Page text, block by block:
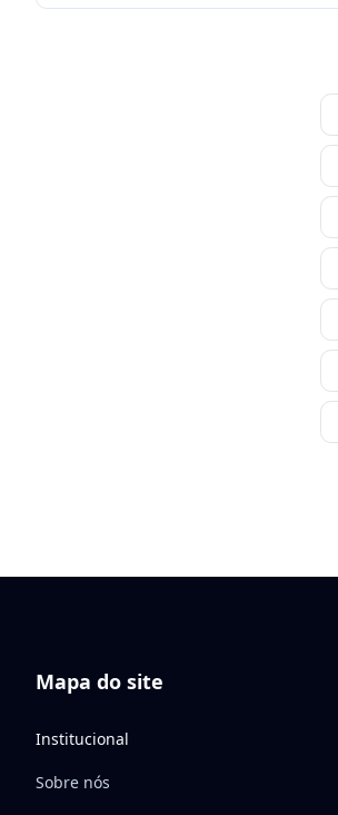
Mapa do site
Institucional
Sobre nós